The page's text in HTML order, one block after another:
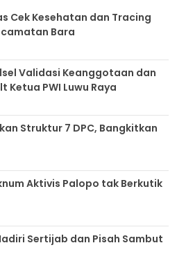
Cek Kesehatan dan Tracing
Bara
Validasi Keanggotaan dan
Ketua PWI Luwu Raya
Struktur 7 DPC, Bangkitkan
Aktivis Palopo tak Berkutik
Sertijab dan Pisah Sambut